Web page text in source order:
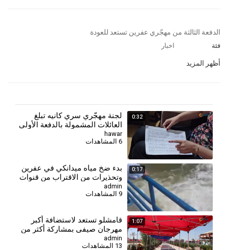
⁣الدفعة الثالثة من مهجّري عفرين تستعد للعودة
فئة اخبار
أظهر المزيد
0:32
لجنة مهجّري سري كانيه تبلغ
العائلات المشمولة بالدفعة الأولى
بالاستعداد للعودة
hawar
0:17
بدء ضخ مياه ميدانكي في عفرين
وتحذيرات من الاقتراب من قنوات
الري
admin
9 المشاهدات
1:07
⁣قامشلو تستعد لاستضافة أكبر
مهرجان صيفي بمشاركة أكثر من
230 شركة
admin
13 المشاهدات